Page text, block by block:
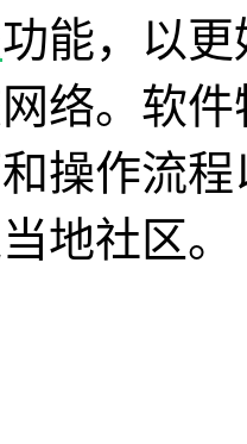
功能，以
络。软
操作流
地社区。